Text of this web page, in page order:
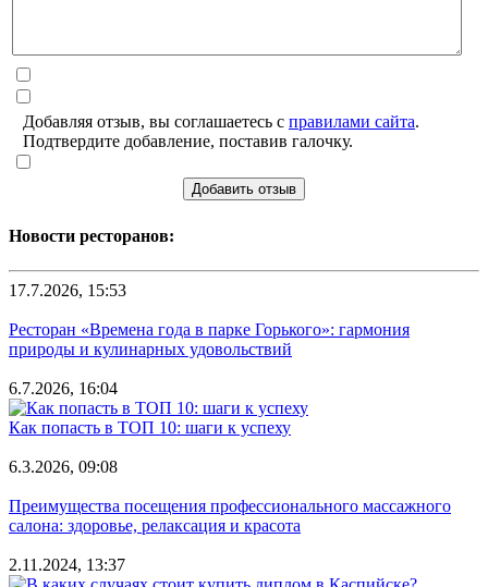
Добавляя отзыв, вы соглашаетесь с правилами сайта.
Подтвердите добавление, поставив галочку.
Добавить отзыв
Новости ресторанов:
17.7.2026, 15:53
Ресторан «Времена года в парке Горького»: гармония
природы и кулинарных удовольствий
6.7.2026, 16:04
Как попасть в ТОП 10: шаги к успеху
6.3.2026, 09:08
Преимущества посещения профессионального массажного
салона: здоровье, релаксация и красота
2.11.2024, 13:37